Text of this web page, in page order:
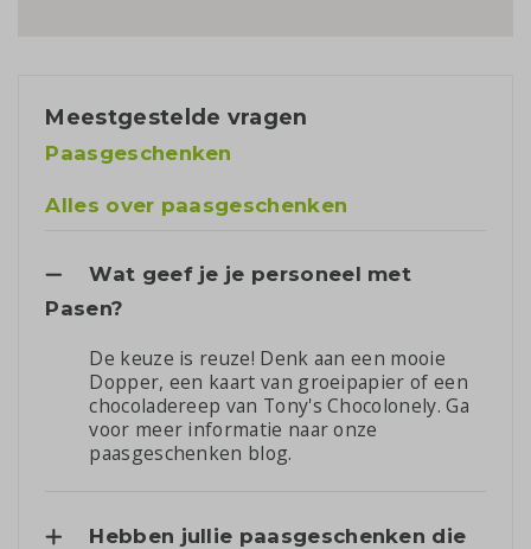
Meestgestelde vragen
Paasgeschenken
Alles over paasgeschenken
Wat geef je je personeel met
Pasen?
De keuze is reuze! Denk aan een mooie
Dopper, een kaart van groeipapier of een
chocoladereep van Tony's Chocolonely. Ga
voor meer informatie naar onze
paasgeschenken blog.
Hebben jullie paasgeschenken die